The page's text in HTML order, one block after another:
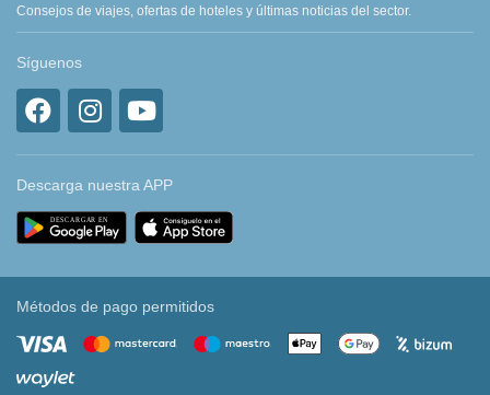
Consejos de viajes, ofertas de hoteles y últimas noticias del sector.
Síguenos
Descarga nuestra APP
Métodos de pago permitidos